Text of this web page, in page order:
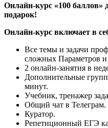
Онлайн-курс «100 баллов»
подарок!
Онлайн-курс включает в
Все темы и задачи
сложных Параметров
2 онлайн-занятия в
Дополнительные
минут.
Учебник, тренажер
Общий чат в Телеграм.
Куратор.
Репетиционный ЕГЭ